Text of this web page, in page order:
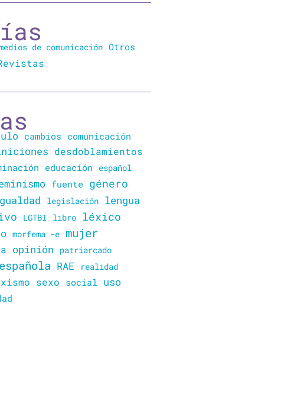
de comunicación Otros
cambios comunicación
desdoblamientos
educación
español
fuente
género
legislación lengua
LGTBI libro léxico
morfema -e mujer
opinión patriarcado
RAE realidad
sexo social uso